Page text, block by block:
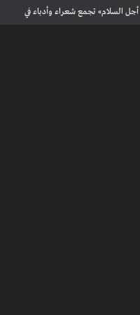
السلام» تجمع شعراء وأدباء في